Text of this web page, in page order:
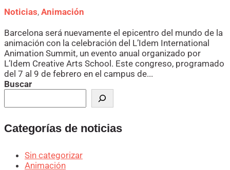
Noticias, Animación
Barcelona será nuevamente el epicentro del mundo de la
animación con la celebración del L’Idem International
Animation Summit, un evento anual organizado por
L’Idem Creative Arts School. Este congreso, programado
del 7 al 9 de febrero en el campus de...
Buscar
Categorías de noticias
Sin categorizar
Animación